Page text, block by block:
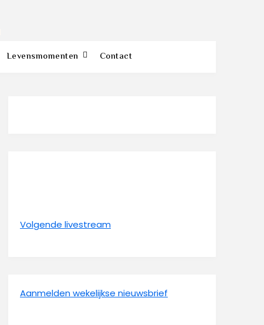
Levensmomenten Contact
Volgende livestream
Aanmelden wekelijkse nieuwsbrief